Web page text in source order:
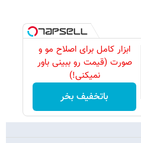
ابزار کامل برای اصلاح مو و
صورت (قیمت رو ببینی باور
نمیکنی!)
باتخفیف بخر